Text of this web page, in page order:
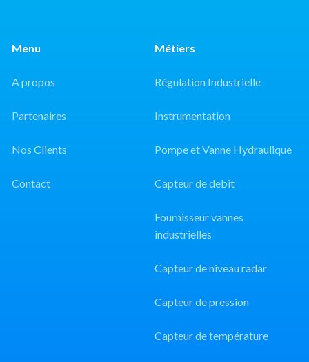
Menu
A propos
Partenaires
Nos Clients
Contact
Métiers
Régulation Industrielle
Instrumentation
Pompe et Vanne Hydraulique
Capteur de debit
Fournisseur vannes
industrielles
Capteur de niveau radar
Capteur de pression
Capteur de température